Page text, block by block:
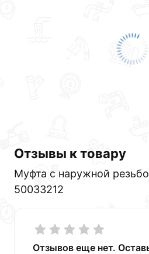
Отзывы к товару
Муфта с наружной
50033212
Отзывов еще нет.